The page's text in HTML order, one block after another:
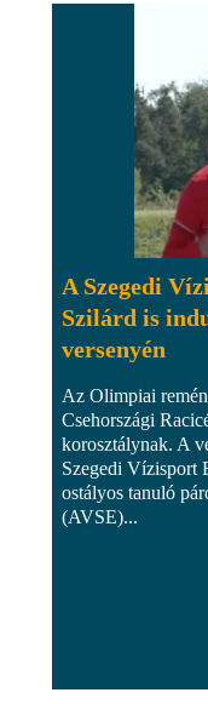
A Szegedi
Szilárd is
versenyén
Az Olimpiai
Csehországi
korosztálynak. A
Szegedi Vízisport
ostályos tanuló
(AVSE)...